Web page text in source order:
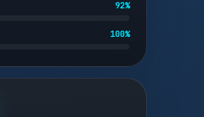
92%
100%